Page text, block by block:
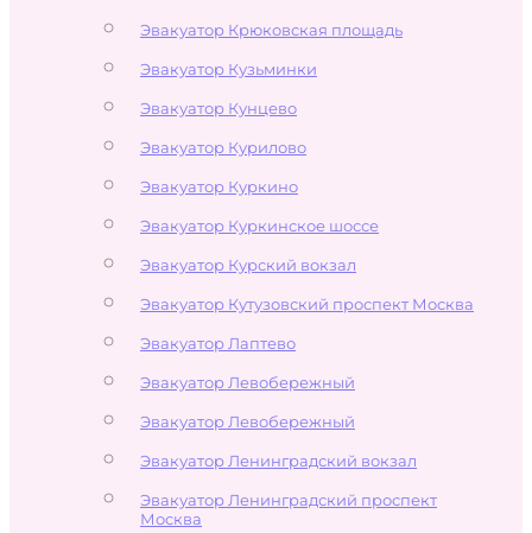
Эвакуатор Крюковская площадь
Эвакуатор Кузьминки
Эвакуатор Кунцево
Эвакуатор Курилово
Эвакуатор Куркино
Эвакуатор Куркинское шоссе
Эвакуатор Курский вокзал
Эвакуатор Кутузовский проспект Москва
Эвакуатор Лаптево
Эвакуатор Левобережный
Эвакуатор Левобережный
Эвакуатор Ленинградский вокзал
Эвакуатор Ленинградский проспект
Москва